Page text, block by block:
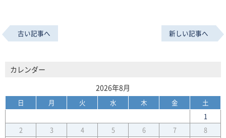
古い記事へ 新しい記事へ
カレンダー
2026年8月
日 月 火 水 木 金
土
1
2
3 4 5 6 7
8